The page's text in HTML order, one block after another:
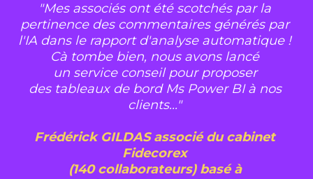
"Mes associés ont été scotchés par la
pertinence des commentaires générés par
l'IA dans le rapport d'analyse automatique !
Cà tombe bien, nous avons lancé
un service conseil pour proposer
des tableaux de bord Ms Power BI à nos
clients..."
Frédérick GILDAS associé du cabinet
Fidecorex
(140 collaborateurs) basé à